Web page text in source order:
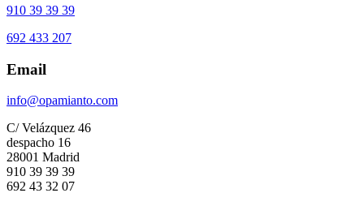
910 39 39 39
692 433 207
Email
info@opamianto.com
C/ Velázquez 46
despacho 16
28001 Madrid
910 39 39 39
692 43 32 07